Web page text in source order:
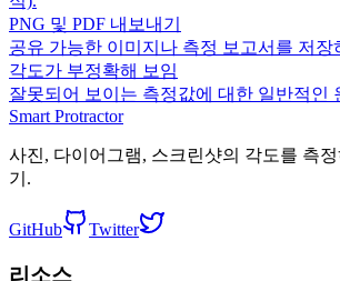
PNG 및 PDF 내보내기
공유 가능한 이미지나 측정 보고서를 저장
각도가 부정확해 보임
잘못되어 보이는 측정값에 대한 일반적인
Smart Protractor
사진, 다이어그램, 스크린샷의 각도를 측
기.
GitHub Twitter
리소스